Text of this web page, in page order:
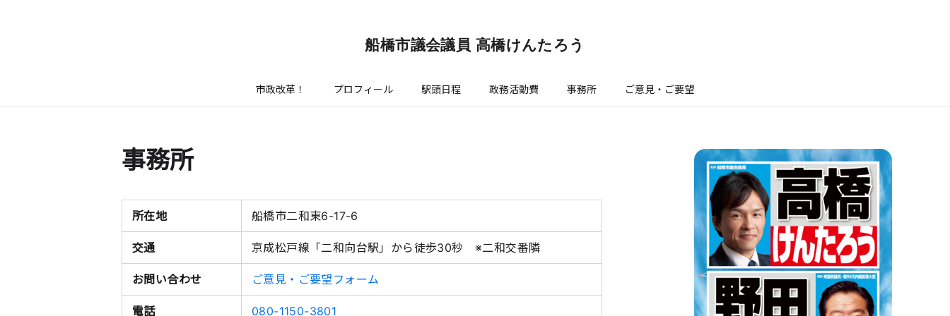
船橋市議会議員 高橋けんたろう
市政改革！ プロフィール 駅頭日程 政務活動費 事務所 ご意見・ご要望
事務所
所在地 船橋市二和東6-17-6
交通 京成松戸線「二和向台駅」から徒歩30秒 ※二和交番隣
お問い合わせ ご意見・ご要望フォーム
電話 080-1150-3801